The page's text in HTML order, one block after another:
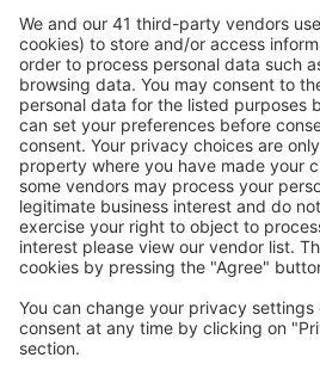
Glasgow
Gloucestershire Airport (GLO)
Guernsey Airport (GCI)
Londýn
Humberside Airport (HUY)
Inverness Airport (INV)
Islay Glenegedale (ILY)
Isle Of Colonsay (CSA)